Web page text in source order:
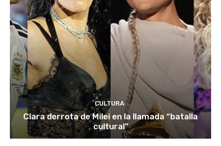
CULTURA
Clara derrota de Milei en la llamada “batalla
cultural”